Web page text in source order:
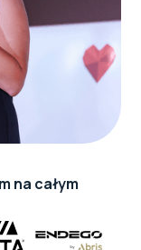
na całym